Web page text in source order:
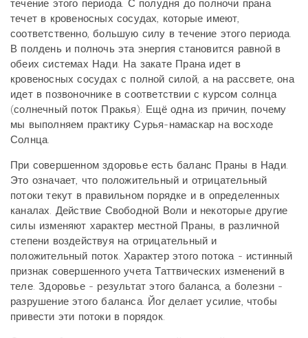
течение этого периода. С полудня до полночи прана
течет в кровеносных сосудах, которые имеют,
соответственно, большую силу в течение этого периода.
В полдень и полночь эта энергия становится равной в
обеих системах Нади. На закате Прана идет в
кровеносных сосудах с полной силой, а на рассвете, она
идет в позвоночнике в соответствии с курсом солнца
(солнечный поток Пракья). Ещё одна из причин, почему
мы выполняем практику Сурья-намаскар на восходе
Солнца.
При совершенном здоровье есть баланс Праны в Нади.
Это означает, что положительный и отрицательный
потоки текут в правильном порядке и в определенных
каналах. Действие Свободной Воли и некоторые другие
силы изменяют характер местной Праны, в различной
степени воздействуя на отрицательный и
положительный поток. Характер этого потока - истинный
признак совершенного учета Таттвических изменений в
теле. Здоровье - результат этого баланса, а болезни -
разрушение этого баланса. Йог делает усилие, чтобы
привести эти потоки в порядок.